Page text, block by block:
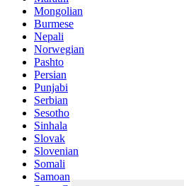
Mongolian
Burmese
Nepali
Norwegian
Pashto
Persian
Punjabi
Serbian
Sesotho
Sinhala
Slovak
Slovenian
Somali
Samoan